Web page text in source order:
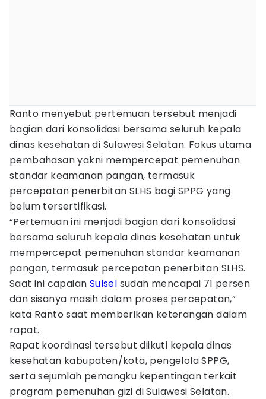
Ranto menyebut pertemuan tersebut menjadi
bagian dari konsolidasi bersama seluruh kepala
dinas kesehatan di Sulawesi Selatan. Fokus utama
pembahasan yakni mempercepat pemenuhan
standar keamanan pangan, termasuk
percepatan penerbitan SLHS bagi SPPG yang
belum tersertifikasi.
“Pertemuan ini menjadi bagian dari konsolidasi
bersama seluruh kepala dinas kesehatan untuk
mempercepat pemenuhan standar keamanan
pangan, termasuk percepatan penerbitan SLHS.
Saat ini capaian Sulsel sudah mencapai 71 persen
dan sisanya masih dalam proses percepatan,”
kata Ranto saat memberikan keterangan dalam
rapat.
Rapat koordinasi tersebut diikuti kepala dinas
kesehatan kabupaten/kota, pengelola SPPG,
serta sejumlah pemangku kepentingan terkait
program pemenuhan gizi di Sulawesi Selatan.